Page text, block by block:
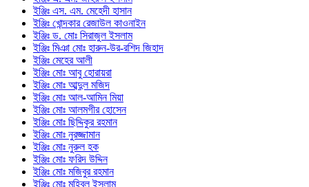
ইঞ্জিঃ এস. এম. মেহেদী হাসান
ইঞ্জিঃ খোন্দকার রেজাউল কাওনাইন
ইঞ্জিঃ ড. মোঃ সিরাজুল ইসলাম
ইঞ্জিঃ মিঞা মোঃ হারুন-উর-রশিদ জিহাদ
ইঞ্জিঃ মেহের আলী
ইঞ্জিঃ মোঃ আবু হোরায়রা
ইঞ্জিঃ মোঃ আব্দুল মজিদ
ইঞ্জিঃ মোঃ আল-আমিন মিয়া
ইঞ্জিঃ মোঃ আলমগীর হোসেন
ইঞ্জিঃ মোঃ ছিদ্দিকুর রহমান
ইঞ্জিঃ মোঃ নুরজ্জামান
ইঞ্জিঃ মোঃ নুরুল হক
ইঞ্জিঃ মোঃ ফরিদ উদ্দিন
ইঞ্জিঃ মোঃ মজিবুর রহমান
ইঞ্জিঃ মোঃ মহিবুল ইসলাম